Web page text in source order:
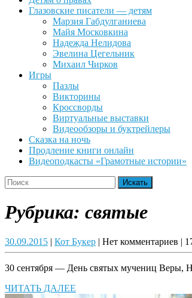
Глазовские писатели — детям
Марзия Габдулганиева
Майя Московкина
Надежда Нелидова
Эвелина Цегельник
Михаил Чирков
Игры
Пазлы
Викторины
Кроссворды
Виртуальные выставки
Видеообзоры и буктрейлеры
Сказка на ночь
Продление книги онлайн
Видеоподкасты «Грамотные истории»
Close
Button
Search
for:
Рубрика: святые
30.09.201530.09.2015
| Кот БукерКот
Букер
| Нет комментариев |
30 сентября — День святых мучениц Веры,
ЧИТАТЬ ДАЛЕЕ